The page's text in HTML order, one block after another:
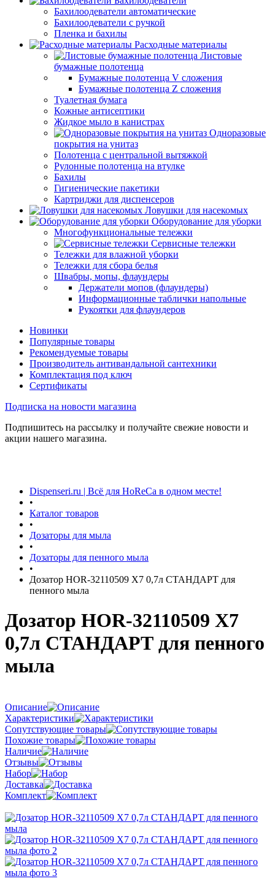
Бахилоодеватели автоматические
Бахилоодеватели с ручкой
Пленка и бахилы
Расходные материалы
Листовые
бумажные полотенца
Бумажные полотенца V сложения
Бумажные полотенца Z сложения
Туалетная бумага
Кожные антисептики
Жидкое мыло в канистрах
Одноразовые
покрытия на унитаз
Полотенца с центральной вытяжкой
Рулонные полотенца на втулке
Бахилы
Гигиенические пакетики
Картриджи для диспенсеров
Ловушки для насекомых
Оборудование для уборки
Многофункциональные тележки
Сервисные тележки
Тележки для влажной уборки
Тележки для сбора белья
Швабры, мопы, флаундеры
Держатели мопов (флаундеры)
Информационные таблички напольные
Рукоятки для флаундеров
Новинки
Популярные товары
Рекомендуемые товары
Производитель антивандальной сантехники
Комплектация под ключ
Сертификаты
Подписка на новости магазина
Подпишитесь на рассылку и получайте свежие новости и
акции нашего магазина.
Dispenseri.ru | Всё для HoReCa в одном месте!
•
Каталог товаров
•
Дозаторы для мыла
•
Дозаторы для пенного мыла
•
Дозатор HOR-32110509 X7 0,7л СТАНДАРТ для
пенного мыла
Дозатор HOR-32110509 X7
0,7л СТАНДАРТ для пенного
мыла
Описание
Характеристики
Сопутствующие товары
Похожие товары
Наличие
Отзывы
Набор
Доставка
Комплект